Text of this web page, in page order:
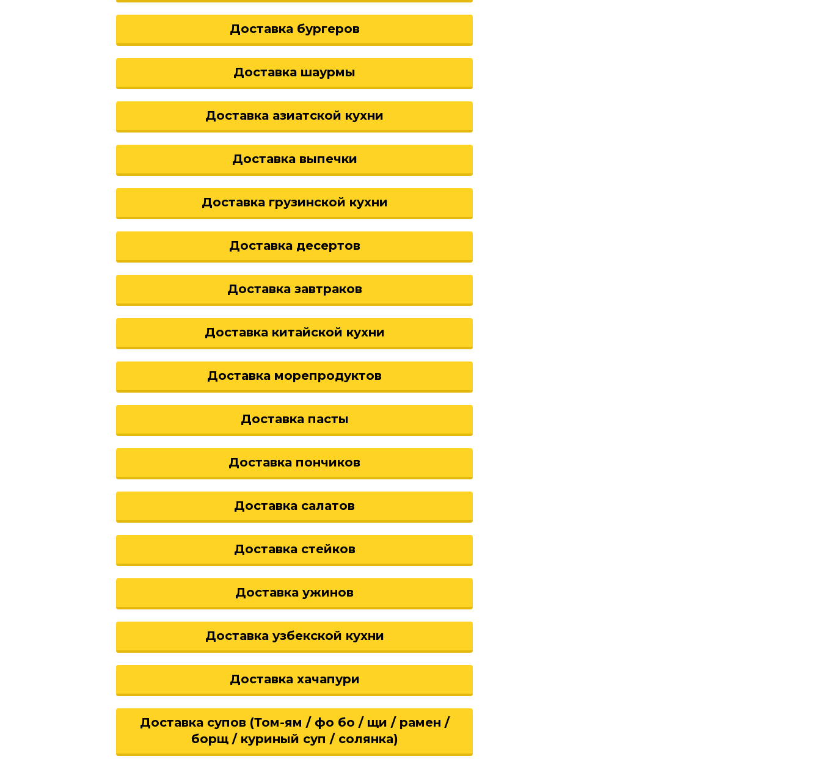
Доставка бургеров
Доставка шаурмы
Доставка азиатской кухни
Доставка выпечки
Доставка грузинской кухни
Доставка десертов
Доставка завтраков
Доставка китайской кухни
Доставка морепродуктов
Доставка пасты
Доставка пончиков
Доставка салатов
Доставка стейков
Доставка ужинов
Доставка узбекской кухни
Доставка хачапури
Доставка супов (Том-ям / фо бо / щи / рамен /
борщ / куриный суп / солянка)